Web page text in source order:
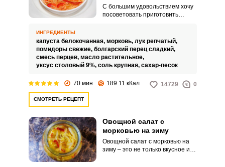
С большим удовольствием хочу
посоветовать приготовить
болгарским перцем на зиму.
Ароматная заготовка может
стать отличной альтернативой
квашеной капусте.
ИНГРЕДИЕНТЫ
капуста белокочанная, морковь, лук репчатый,
помидоры свежие, болгарский перец сладкий,
смесь перцев, масло растительное,
уксус столовый 9%, соль крупная, сахар-песок
70 мин 189.11 кКал 14729 0
СМОТРЕТЬ РЕЦЕПТ
Овощной салат с
морковью на зиму
Овощной салат с морковью на
зиму – это не только вкусное и